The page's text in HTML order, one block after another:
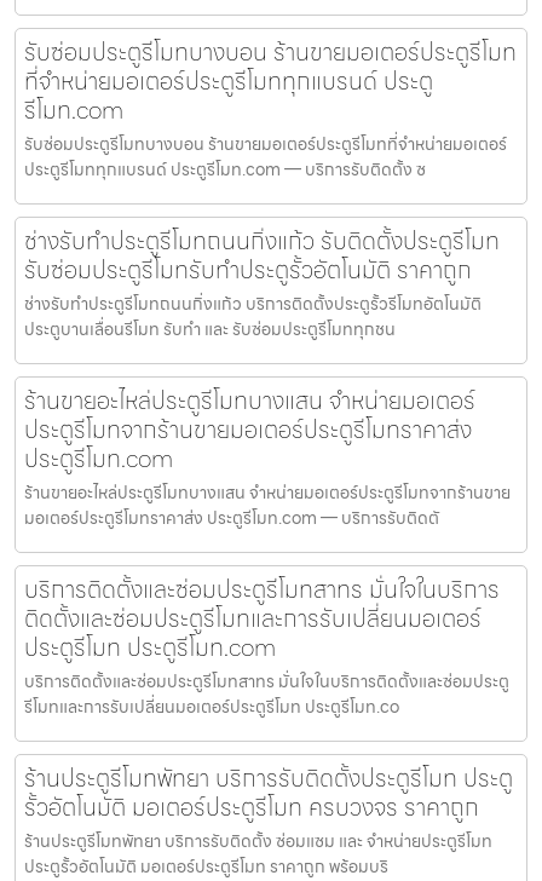
รับซ่อมประตูรีโมทบางบอน ร้านขายมอเตอร์ประตูรีโมท
ที่จำหน่ายมอเตอร์ประตูรีโมททุกแบรนด์ ประตู
รีโมท.com
รับซ่อมประตูรีโมทบางบอน ร้านขายมอเตอร์ประตูรีโมทที่จำหน่ายมอเตอร์
ประตูรีโมททุกแบรนด์ ประตูรีโมท.com — บริการรับติดตั้ง ซ
ช่างรับทำประตูรีโมทถนนกิ่งแก้ว รับติดตั้งประตูรีโมท
รับซ่อมประตูรีโมทรับทำประตูรั้วอัตโนมัติ ราคาถูก
ช่างรับทำประตูรีโมทถนนกิ่งแก้ว บริการติดตั้งประตูรั้วรีโมทอัตโนมัติ
ประตูบานเลื่อนรีโมท รับทำ และ รับซ่อมประตูรีโมททุกชน
ร้านขายอะไหล่ประตูรีโมทบางแสน จำหน่ายมอเตอร์
ประตูรีโมทจากร้านขายมอเตอร์ประตูรีโมทราคาส่ง
ประตูรีโมท.com
ร้านขายอะไหล่ประตูรีโมทบางแสน จำหน่ายมอเตอร์ประตูรีโมทจากร้านขาย
มอเตอร์ประตูรีโมทราคาส่ง ประตูรีโมท.com — บริการรับติดตั
บริการติดตั้งและซ่อมประตูรีโมทสาทร มั่นใจในบริการ
ติดตั้งและซ่อมประตูรีโมทและการรับเปลี่ยนมอเตอร์
ประตูรีโมท ประตูรีโมท.com
บริการติดตั้งและซ่อมประตูรีโมทสาทร มั่นใจในบริการติดตั้งและซ่อมประตู
รีโมทและการรับเปลี่ยนมอเตอร์ประตูรีโมท ประตูรีโมท.co
ร้านประตูรีโมทพัทยา บริการรับติดตั้งประตูรีโมท ประตู
รั้วอัตโนมัติ มอเตอร์ประตูรีโมท ครบวงจร ราคาถูก
ร้านประตูรีโมทพัทยา บริการรับติดตั้ง ซ่อมแซม และ จำหน่ายประตูรีโมท
ประตูรั้วอัตโนมัติ มอเตอร์ประตูรีโมท ราคาถูก พร้อมบริ